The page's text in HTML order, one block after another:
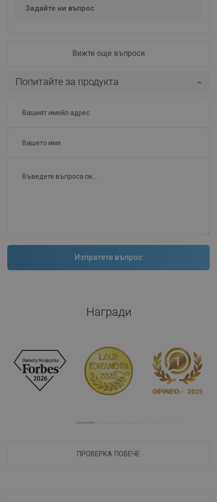
Задайте ни въпрос
Вижте още въпроси
Попитайте за продукта
Награди
ПРОВЕРКА ПОВЕЧЕ